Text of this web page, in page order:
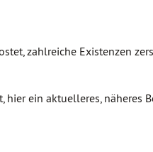
zahlreiche Existenzen
ein aktuelleres, näheres